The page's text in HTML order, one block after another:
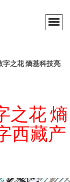
字之花 熵基科技亮
之花 熵
西藏产